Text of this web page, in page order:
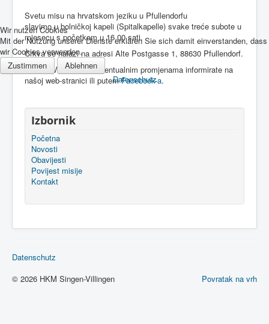
Svetu misu na hrvatskom jeziku u Pfullendorfu
slavimo u bolničkoj kapeli (Spitalkapelle) svake treće subote u
mjesecu s početkom u 16.00 sati.
Crkva se nalazi na adresi Alte Postgasse 1, 88630 Pfullendorf.
Molimo Vas da se o eventualnim promjenama informirate na
našoj web-stranici ili putemFacebook-a.
Izbornik
Početna
Novosti
Obavijesti
Povijest misije
Kontakt
Datenschutz
Povratak na vrh
© 2026 HKM Singen-Villingen
Wir nutzen Cookies
Mit der Nutzung unserer Dienste erklären Sie sich damit einverstanden, dass
wir Cookies verwenden.
Zustimmen
Ablehnen
Datenschutz